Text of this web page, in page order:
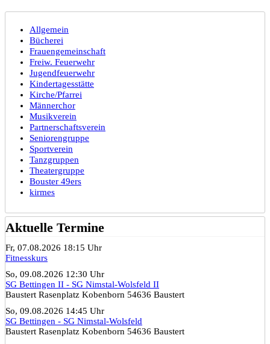
Allgemein
Bücherei
Frauengemeinschaft
Freiw. Feuerwehr
Jugendfeuerwehr
Kindertagesstätte
Kirche/Pfarrei
Männerchor
Musikverein
Partnerschaftsverein
Seniorengruppe
Sportverein
Tanzgruppen
Theatergruppe
Bouster 49ers
kirmes
Aktuelle Termine
Fr, 07.08.2026 18:15 Uhr
Fitnesskurs
So, 09.08.2026 12:30 Uhr
SG Bettingen II - SG Nimstal-Wolsfeld II
Baustert Rasenplatz Kobenborn 54636 Baustert
So, 09.08.2026 14:45 Uhr
SG Bettingen - SG Nimstal-Wolsfeld
Baustert Rasenplatz Kobenborn 54636 Baustert